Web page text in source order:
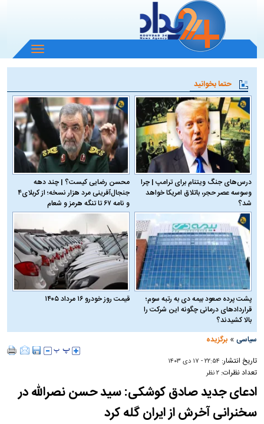
باز
و
منو
حتما بخوانید
درس‌های جنگ ویتنام برای ترامپ | چرا
وسوسه عصر حجر، باتلاق امریکا خواهد
شد؟
محسن رضایی کیست؟ | چند دهه
جنجال‌آفرینی مرد هزار نسخه؛ از کربلای۴
و نامه ۶۷ تا تنگه هرمز و شعام
پشت پرده صعود بیمه دی به رتبه سوم؛
قراردادهای درمانی چگونه این شرکت را
بالا کشیدند؟
قیمت روز خودرو ۱۶ مرداد ۱۴۰۵
سیاسی »برگزیده
تاریخ انتشار: ۲۲:۵۴ - ۱۷ دی ۱۴۰۳
تعداد نظرات:۲ نظر
ادعای جدید صادق کوشکی: سید حسن نصرالله در
سخنرانی آخرش از ایران گله کرد